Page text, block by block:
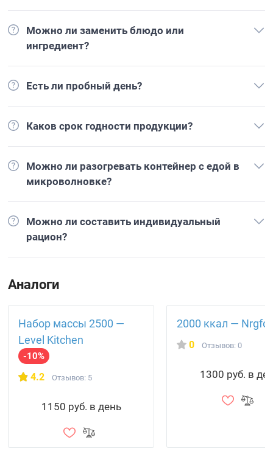
Можно ли заменить блюдо или
ингредиент?
Есть ли пробный день?
Каков срок годности продукции?
Можно ли разогревать контейнер с едой в
микроволновке?
Можно ли составить индивидуальный
рацион?
Аналоги
Набор массы 2500 —
Level Kitchen
-10%
4.2 Отзывов: 5
1150 руб. в день
2000 ккал —
0 Отзывов: 0
1300 руб. в